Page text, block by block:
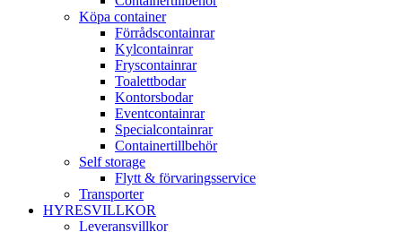
Köpa container
Förrådscontainrar
Kylcontainrar
Fryscontainrar
Toalettbodar
Kontorsbodar
Eventcontainrar
Specialcontainrar
Containertillbehör
Self storage
Flytt & förvaringsservice
Transporter
HYRESVILLKOR
Leveransvillkor